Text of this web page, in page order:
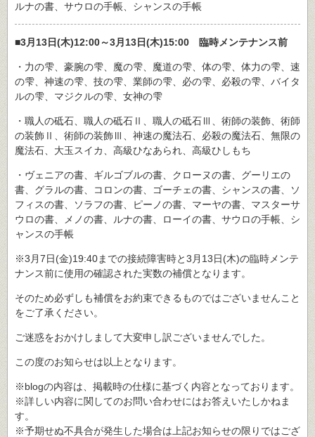
ルナの書、サウロの手帳、シャンスの手帳
■3月13日(木)12:00～3月13日(木)15:00 臨時メンテナンス前
・力の雫、豪腕の雫、魔の雫、魔道の雫、体の雫、体力の雫、速
の雫、神速の雫、技の雫、業師の雫、必の雫、必殺の雫、バイタ
ルの雫、マジクルの雫、女神の雫
・職人の砥石、職人の砥石Ⅱ、職人の砥石Ⅲ、術師の装飾、術師
の装飾Ⅱ、術師の装飾Ⅲ、神速の魔法石、必殺の魔法石、無限の
魔法石、大玉スイカ、高級ひなあられ、高級ひしもち
・ヴェニアの書、ギルゴブルの書、クローヌの書、グーリエの
書、グラルの書、コロンの書、ゴーチェの書、シャンスの書、ソ
フィスの書、ソラフの書、ピーノの書、マーヤの書、マスターサ
ウロの書、メノの書、ルナの書、ローイの書、サウロの手帳、シ
ャンスの手帳
※3月7日(金)19:40までの接続障害時と3月13日(木)の臨時メンテ
ナンス前に使用の確認された実数の補償となります。
そのため必ずしも補償をお約束できるものではございませんこと
をご了承ください。
ご迷惑をおかけしまして大変申し訳ございませんでした。
この度のお知らせは以上となります。
※blogの内容は、掲載時の仕様に基づく内容となっております。
※詳しい内容に関してのお問い合わせにはお答えいたしかねま
す。
※予期せぬ不具合が発生した場合は上記お知らせの限りではござ